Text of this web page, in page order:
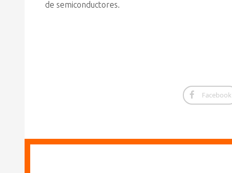
de semiconductores.
Facebook